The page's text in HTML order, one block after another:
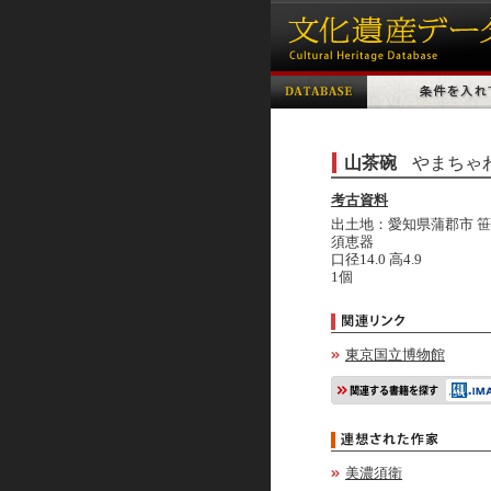
山茶碗 やまちゃ
考古資料
出土地：愛知県蒲郡市
須恵器
口径14.0 高4.9
1個
東京国立博物館
美濃須衛